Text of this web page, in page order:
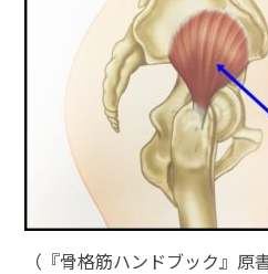
（『骨格筋ハンドブック』